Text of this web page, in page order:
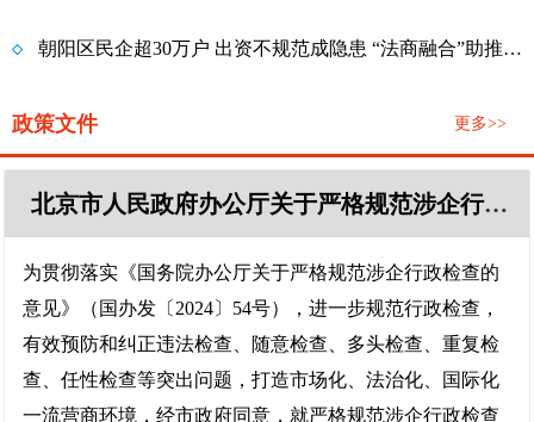
朝阳区民企超30万户 出资不规范成隐患 “法商融合”助推民营经济高质量发展
政策文件 更多>>
北京市人民政府办公厅关于严格规范涉企行政检查的实施意见
为贯彻落实《国务院办公厅关于严格规范涉企行政检查的
意见》（国办发〔2024〕54号），进一步规范行政检查，
有效预防和纠正违法检查、随意检查、多头检查、重复检
查、任性检查等突出问题，打造市场化、法治化、国际化
一流营商环境，经市政府同意，就严格规范涉企行政检查